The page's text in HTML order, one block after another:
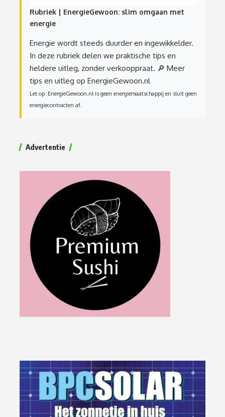
Rubriek | EnergieGewoon: slim omgaan met
energie
Energie wordt steeds duurder en ingewikkelder.
In deze rubriek delen we praktische tips en
heldere uitleg, zonder verkooppraat. 🔎 Meer
tips en uitleg op EnergieGewoon.nl
Let op: EnergieGewoon.nl is geen energiemaatschappij en sluit geen
energiecontracten af.
Advertentie